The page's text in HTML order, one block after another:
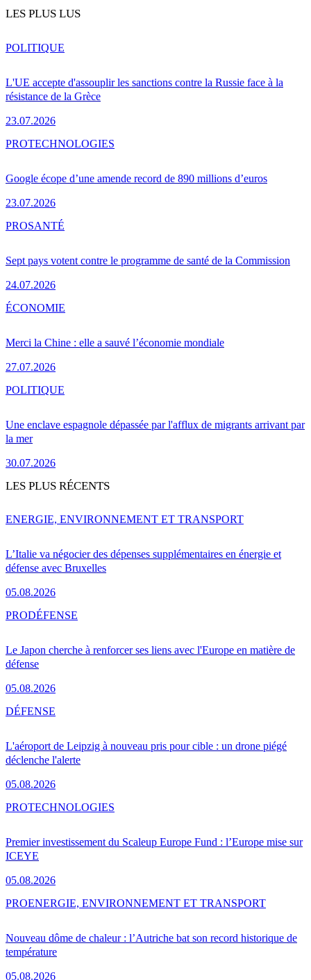
LES PLUS LUS
L'UE accepte d'assouplir les sanctions contre la Russie face à la
résistance de la Grèce
23.07.2026
POLITIQUE
Google écope d’une amende record de 890 millions d’euros
23.07.2026
PROTECHNOLOGIES
Sept pays votent contre le programme de santé de la Commission
24.07.2026
PROSANTÉ
Merci la Chine : elle a sauvé l’économie mondiale
27.07.2026
ÉCONOMIE
Une enclave espagnole dépassée par l'afflux de migrants arrivant par
la mer
30.07.2026
POLITIQUE
LES PLUS RÉCENTS
L’Italie va négocier des dépenses supplémentaires en énergie et
défense avec Bruxelles
05.08.2026
ENERGIE, ENVIRONNEMENT ET TRANSPORT
Le Japon cherche à renforcer ses liens avec l'Europe en matière de
défense
05.08.2026
PRODÉFENSE
L'aéroport de Leipzig à nouveau pris pour cible : un drone piégé
déclenche l'alerte
05.08.2026
DÉFENSE
Premier investissement du Scaleup Europe Fund : l’Europe mise sur
ICEYE
05.08.2026
PROTECHNOLOGIES
Nouveau dôme de chaleur : l’Autriche bat son record historique de
température
05.08.2026
PROENERGIE, ENVIRONNEMENT ET TRANSPORT